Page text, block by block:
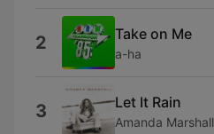
2 Take on Me
a-ha
3 Let It Rain
Amanda Marshall